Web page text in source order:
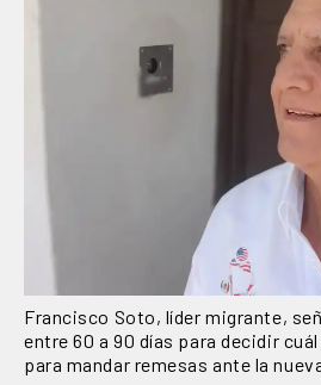
Francisco Soto, líder migrante,
entre 60 a 90 días para decidir
para mandar remesas ante la